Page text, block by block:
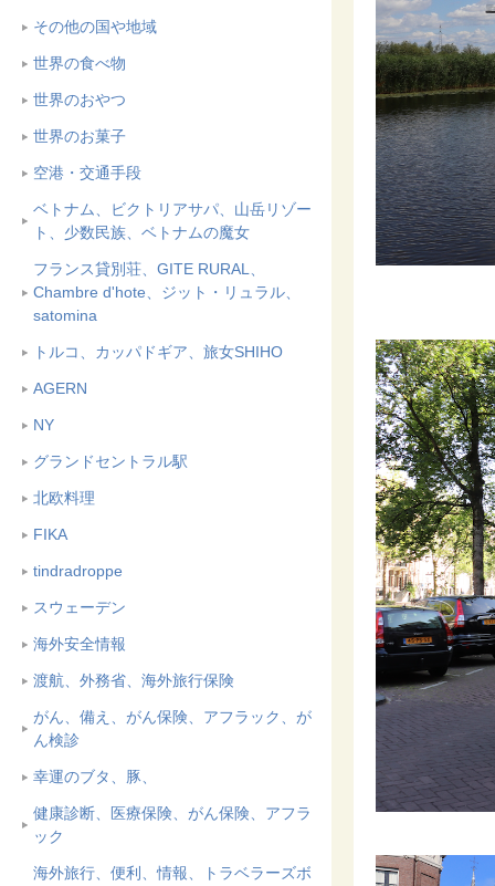
その他の国や地域
世界の食べ物
世界のおやつ
世界のお菓子
空港・交通手段
ベトナム、ビクトリアサパ、山岳リゾー
ト、少数民族、ベトナムの魔女
フランス貸別荘、GITE RURAL、
Chambre d'hote、ジット・リュラル、
satomina
トルコ、カッパドギア、旅女SHIHO
AGERN
NY
グランドセントラル駅
北欧料理
FIKA
tindradroppe
スウェーデン
海外安全情報
渡航、外務省、海外旅行保険
がん、備え、がん保険、アフラック、が
ん検診
幸運のブタ、豚、
健康診断、医療保険、がん保険、アフラ
ック
海外旅行、便利、情報、トラベラーズボ